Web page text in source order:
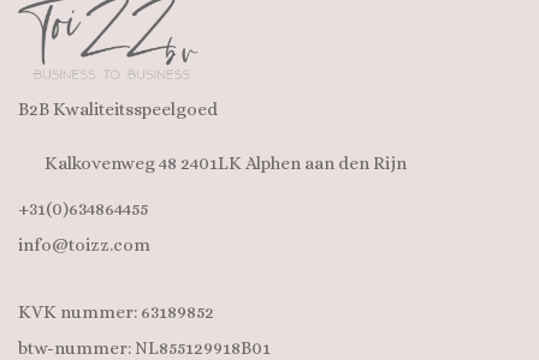
B2B Kwaliteitsspeelgoed
Kalkovenweg 48 2401LK Alphen aan den Rijn
+31(0)634864455
info@toizz.com
KVK nummer: 63189852
btw-nummer: NL855129918B01